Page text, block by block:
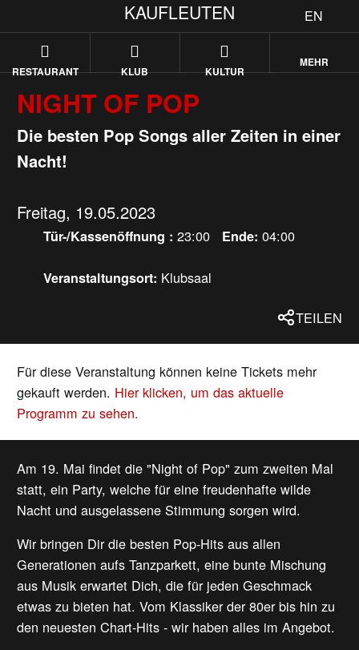
EN
KAUFLEUTEN
RESTAURANT KLUB KULTUR
MEHR
NIGHT OF POP
Die besten Pop Songs aller Zeiten in einer
Nacht!
Freitag, 19.05.2023
Tür-/Kassenöffnung : 23:00 Ende: 04:00
Veranstaltungsort: Klubsaal
TEILEN
Für diese Veranstaltung können keine Tickets mehr
gekauft werden. Hier klicken, um das aktuelle
Programm zu sehen.
Am 19. Mai findet die "Night of Pop" zum zweiten Mal
statt, ein Party, welche für eine freudenhafte wilde
Nacht und ausgelassene Stimmung sorgen wird.
Wir bringen Dir die besten Pop-Hits aus allen
Generationen aufs Tanzparkett, eine bunte Mischung
aus Musik erwartet Dich, die für jeden Geschmack
etwas zu bieten hat. Vom Klassiker der 80er bis hin zu
den neuesten Chart-Hits - wir haben alles im Angebot.